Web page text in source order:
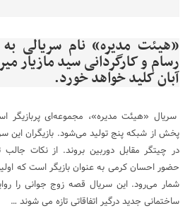
«هیئت مدیره» نام سریالی
رسام و کارگردانی سید مازیار
آبان کلید خواهد خورد.
سریال «هیئت مدیره»، مجموعه‌ای
پخش از شبکه پنج تولید می‌شود. بازیگران این
در چیتگر مقابل دوربین بروند. از نکات
حضور احسان کرمی به عنوان بازیگر است که
شمار می‌رود. این سریال قصه زوج جوانی را
ساختمانی جدید درگیر اتفاقاتی تازه می شوند …